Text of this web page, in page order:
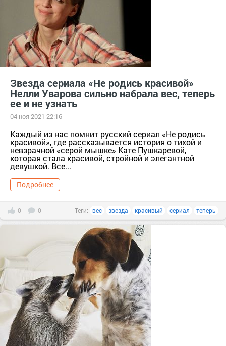
Звезда сериала «Не родись красивой»
Нелли Уварова сильно набрала вес, теперь
ее и не узнать
04 ноя 2021 22:16
Каждый из нас помнит русский сериал «Не родись
красивой», где рассказывается история о тихой и
невзрачной «серой мышке» Кате Пушкаревой,
которая стала красивой, стройной и элегантной
девушкой. Все...
Подробнее
0 0 Теги: вес звезда красивый сериал теперь